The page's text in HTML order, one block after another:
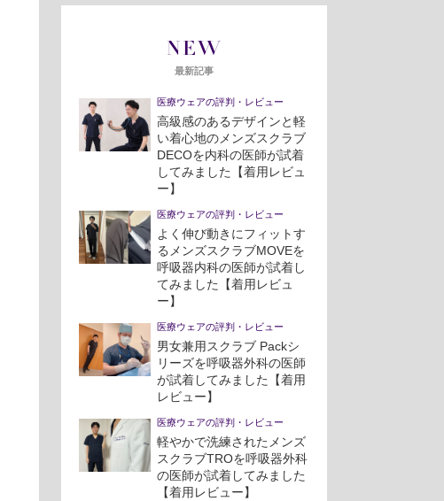
NEW
最新記事
医療ウェアの評判・レビュー
高級感のあるデザインと軽
い着心地のメンズスクラブ
DECOを内科の医師が試着
してみました【着用レビュ
ー】
医療ウェアの評判・レビュー
よく伸び動きにフィットす
るメンズスクラブMOVEを
呼吸器内科の医師が試着し
てみました【着用レビュ
ー】
医療ウェアの評判・レビュー
男女兼用スクラブ Packシ
リーズを呼吸器外科の医師
が試着してみました【着用
レビュー】
医療ウェアの評判・レビュー
軽やかで洗練されたメンズ
スクラブTROを呼吸器外科
の医師が試着してみました
【着用レビュー】